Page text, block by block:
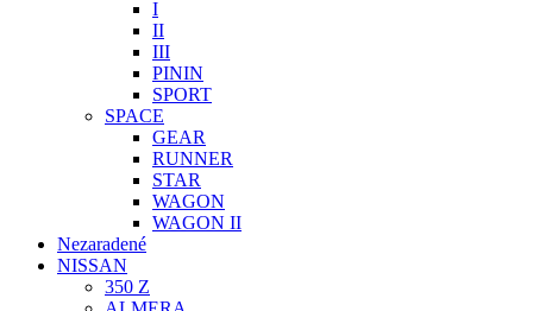
I
II
III
PININ
SPORT
SPACE
GEAR
RUNNER
STAR
WAGON
WAGON II
Nezaradené
NISSAN
350 Z